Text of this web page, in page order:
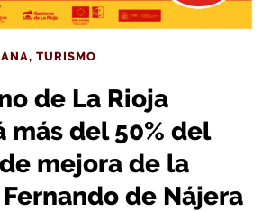
, TURISMO
de La Rioja
más del 50% del
mejora de la
de Nájera